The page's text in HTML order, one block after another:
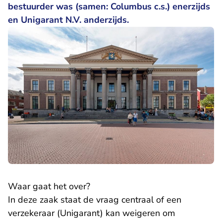
bestuurder was (samen: Columbus c.s.) enerzijds
en Unigarant N.V. anderzijds.
Waar gaat het over?
In deze zaak staat de vraag centraal of een
verzekeraar (Unigarant) kan weigeren om